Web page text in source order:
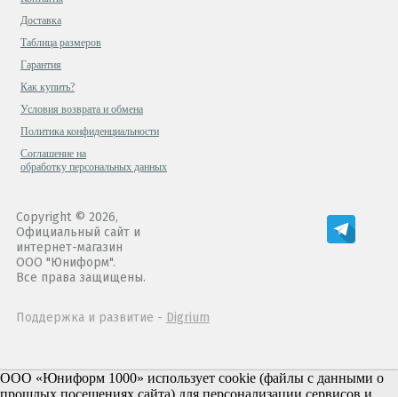
Доставка
Таблица размеров
Гарантия
Как купить?
Условия возврата и обмена
Политика конфиденциальности
Cоглашение на
обработку персональных данных
Copyright © 2026,
Официальный сайт и
интернет-магазин
ООО "Юниформ".
Все права защищены.
Поддержка и развитие - Digrium
ООО «Юниформ 1000» использует cookie (файлы с данными о